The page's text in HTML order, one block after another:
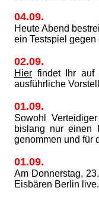
04.09.
Heute Abend
ein Testspiel
02.09.
Hier findet Ihr auf
ausführliche
01.09.
Sowohl
bislang nur einen
genommen und für
01.09.
Am Donnerstag,
Eisbären Berlin live.